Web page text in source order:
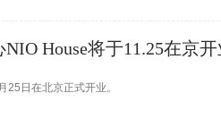
House将于11.25在京开
日在北京正式开业。